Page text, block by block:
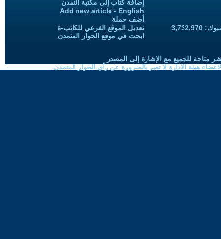
إضافة كتاب إلى مكتبة التمدن
Add new article - English
أضف حملة
تعديل الموقع الفرعي للكاتب-ة
ابحث في موقع الحوار المتمدن
متاحة للجميع مع الإشارة إلى المصدر
هيئة الادارة لا تعبر بالضرورة عن رأي الحوار المتمدن